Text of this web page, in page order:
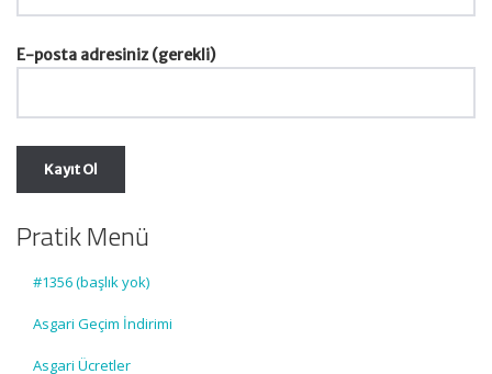
E-posta adresiniz (gerekli)
Pratik Menü
#1356 (başlık yok)
Asgari Geçim İndirimi
Asgari Ücretler